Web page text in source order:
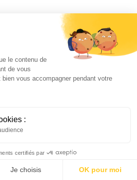
: Il faut savoir que les
ne sont pas soumis
que les
À partir de 14 ans,
possibilité de conduire un
titulaire d’un Brevet de
ou BSR. Cette
alors aux adolescents
le contenu de
de vous
vous accompagner pendant votre
:
certifiés par
Je choisis OK pour moi